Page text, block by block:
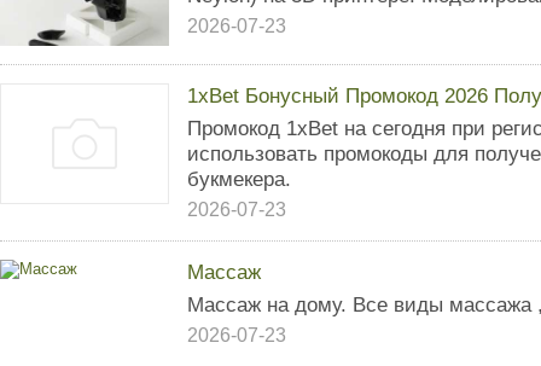
2026-07-23
1xBet Бонусный Промокод 2026
Промокод 1xBet на сегодня при
использовать промокоды для
букмекера.
2026-07-23
Массаж
Массаж на дому. Все виды
2026-07-23